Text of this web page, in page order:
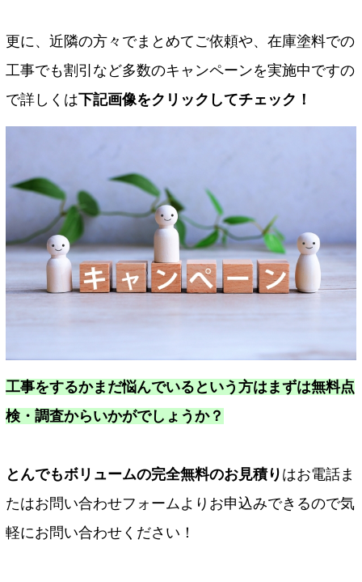
更に、近隣の方々でまとめてご依頼や、在庫塗料での
工事でも割引など多数のキャンペーンを実施中ですの
で詳しくは下記画像をクリックしてチェック！
工事をするかまだ悩んでいるという方はまずは無料点
検・調査からいかがでしょうか？
とんでもボリュームの完全無料のお見積り はお電話ま
たはお問い合わせフォームよりお申込みできるので気
軽にお問い合わせください！